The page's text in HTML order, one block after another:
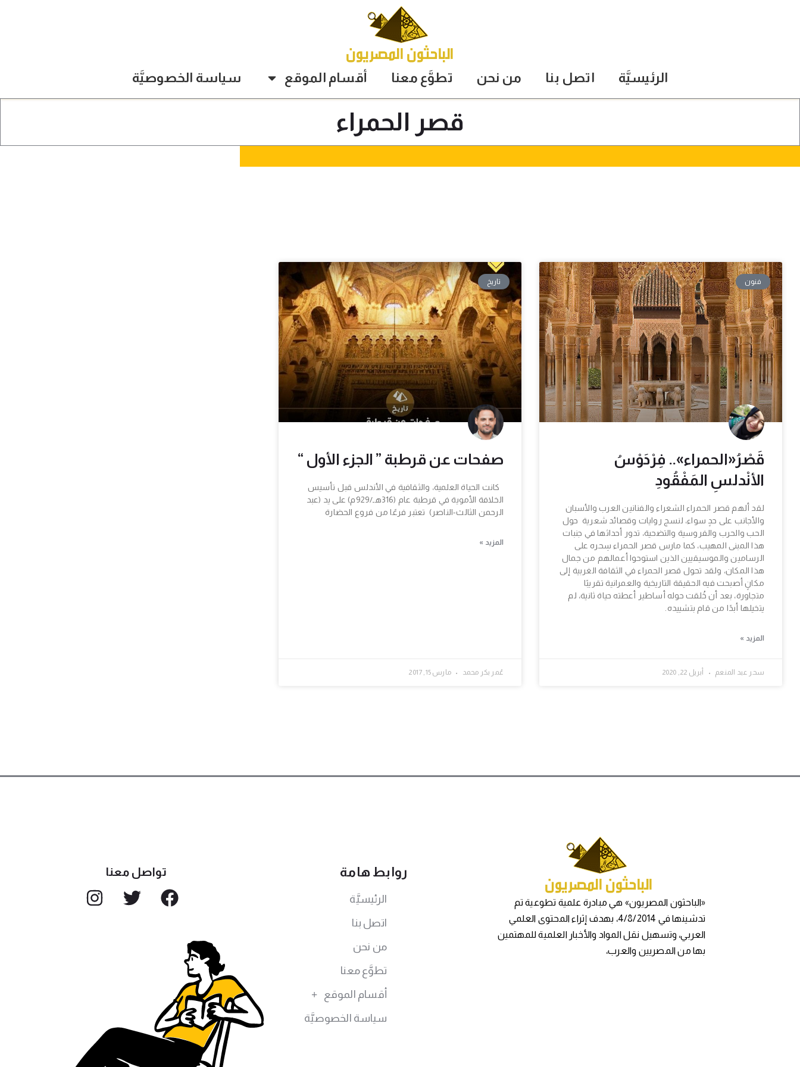
الرئيسيَّة اتصل بنا من نحن تطوَّع معنا أقسام الموقع سياسة الخصوصيَّة
قصر الحمراء
فنون
قَصْرُ«الحمراء».. فِرْدَوْسُ
الأنْدلسِ المَفْقُودِ
لقد ألهم قصر الحمراء الشعراء والفنانين العرب والأسبان
والأجانب على حدٍ سواء، لنسج روايات وقصائد شعرية حول
الحب والحرب والفروسية والتضحية، تدور أحداثها في جنبات
هذا المبنى المهيب، كما مارس قصر الحمراء سِحره على
الرسامين والموسيقيين الذين استوحوا أعمالهم من جمال
هذا المكان، ولقد تحول قصر الحمراء في الثقافة الغربية إلى
مكانٍ أصبحت فيه الحقيقة التاريخية والعمرانية تقريبًا
متجاورة، بعد أن خُلقت حوله أساطير أعطته حياة ثانية، لم
يتخيلها أبدًا من قام بتشييده.
المزيد »
سحر عبد المنعم أبريل 22, 2020
تاريخ
صفحات عن قرطبة ” الجزء الأول “
كانت الحياة العلمية، والثقافية في الأندلس قبل تأسيس
الخلافة الأموية في قرطبة عام (316هـ/929م) على يد (عبد
الرحمن الثالث-الناصر) تعتبر فرعًا من فروع الحضارة
المزيد »
عُمر بكر محمد مارس 15, 2017
«الباحثون المصريون» هي مبادرة علمية تطوعية تم
تدشينها في 4/8/2014، بهدف إثراء المحتوى العلمي
العربي، وتسهيل نقل المواد والأخبار العلمية للمهتمين
بها من المصريين والعرب،
روابط هامة
الرئيسيَّة
اتصل بنا
من نحن
تطوَّع معنا
أقسام الموقع
سياسة الخصوصيَّة
تواصل معنا